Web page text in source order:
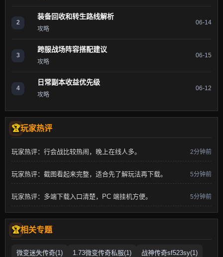
2
装备回收和转生路线解析
攻略
06-14
3
跨服战场阵容搭配建议
攻略
06-15
4
日常副本收益优先级
攻略
06-12
玩家热评
玩家热评：行会战比较热闹，晚上在线人多。 2分钟前
玩家热评：截图看起来完整，适合先了解玩法再下载。 5分钟前
玩家热评：多端下载入口清楚，PC 端挂机方便。 5分钟前
相关专题
微变迷失传奇(1) 1.73微变传奇私服(1) 战神传奇sf523sy(1)